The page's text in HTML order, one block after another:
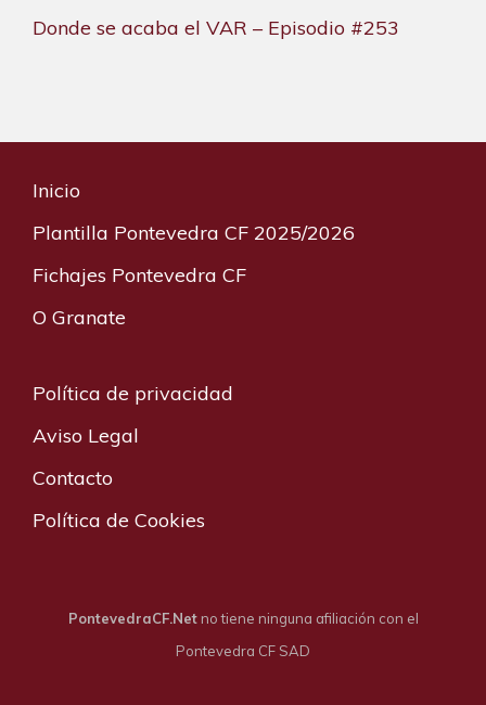
Donde se acaba el VAR – Episodio #253
Inicio
Plantilla Pontevedra CF 2025/2026
Fichajes Pontevedra CF
O Granate
Política de privacidad
Aviso Legal
Contacto
Política de Cookies
PontevedraCF.Netno tiene ninguna afiliación con el
Pontevedra CF SAD